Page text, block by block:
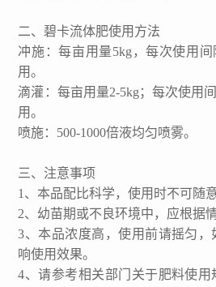
二、碧卡流体肥使用方法
冲施：每亩用量5kg，每次使用
用。
滴灌：每亩用量2-5kg；每次使用
用。
喷施：500-1000倍液均匀喷雾。
三、注意事项
1、本品配比科学，使用时不可随
2、幼苗期或不良环境中，应根据
3、本品浓度高，使用前请摇匀
响使用效果。
4、请参考相关部门关于肥料使